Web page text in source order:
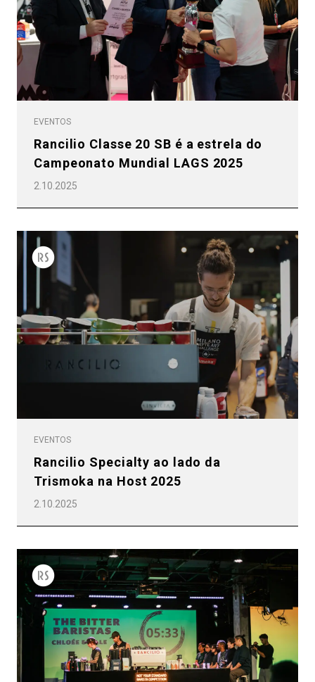
EVENTOS
Rancilio Classe 20 SB é a estrela do
Campeonato Mundial LAGS 2025
2.10.2025
EVENTOS
Rancilio Specialty ao lado da
Trismoka na Host 2025
2.10.2025